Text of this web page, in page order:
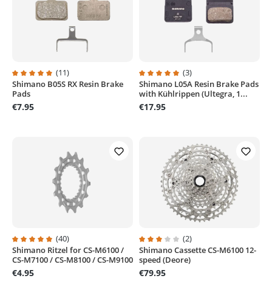
Average rating of 5 out of 5 stars
(11)
Shimano B05S RX Resin Brake
Pads
€7.95
Average rating of 5 out of 5 stars
(3)
Shimano L05A Resin Brake Pads
with Kühlrippen (Ultegra, 1...
€17.95
Average rating of 4.8 out of 5 stars
(40)
Shimano Ritzel for CS-M6100 /
CS-M7100 / CS-M8100 / CS-M9100
€4.95
Average rating of 3 out of 5 stars
(2)
Shimano Cassette CS-M6100 12-
speed (Deore)
€79.95